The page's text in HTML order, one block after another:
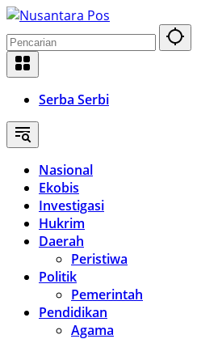
Langsung
ke
konten
Serba Serbi
Nasional
Ekobis
Investigasi
Hukrim
Daerah
Peristiwa
Politik
Pemerintah
Pendidikan
Agama